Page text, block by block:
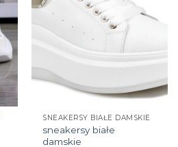
SNEAKERSY BIAŁE DAMSKIE
sneakersy białe
damskie